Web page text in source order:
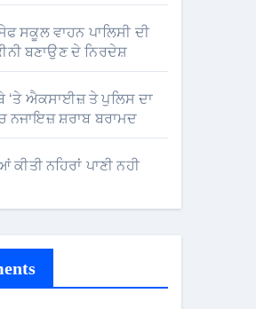
ਸਕੂਲ ਵਾਹਨ ਪਾਲਿਸੀ ਦੀ
ਬਣਾਉਣ ਦੇ ਨਿਰਦੇਸ਼
‘ਤੇ ਐਕਸਾਈਜ਼ ਤੇ ਪੁਲਿਸ ਦਾ
ਨਜਾਇਜ਼ ਸ਼ਰਾਬ ਬਰਾਮਦ
ਨਹਿਰਾਂ ਪਾਣੀ ਨਹੀ